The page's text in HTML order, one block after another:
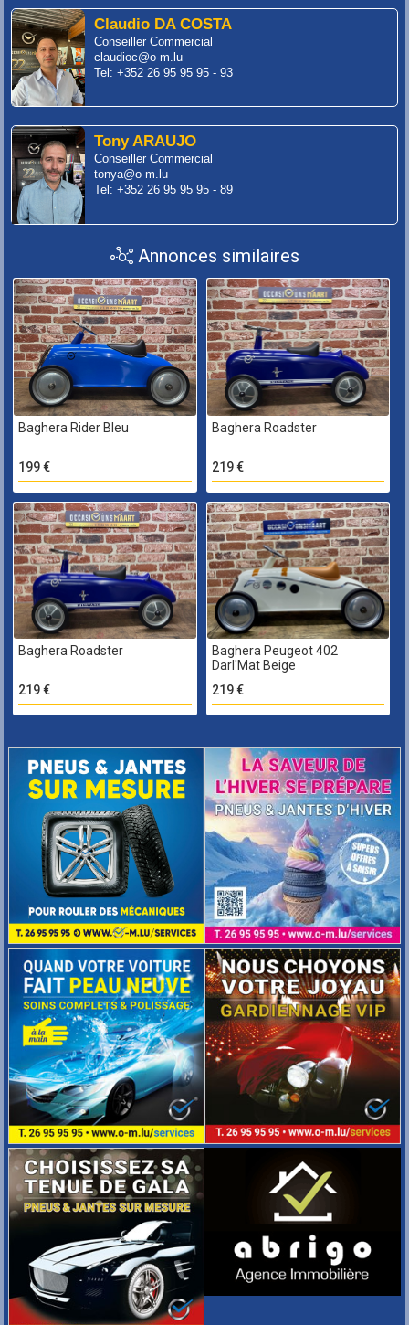
Claudio DA COSTA
Conseiller Commercial
claudioc@o-m.lu
Tel: +352 26 95 95 95 - 93
Tony ARAUJO
Conseiller Commercial
tonya@o-m.lu
Tel: +352 26 95 95 95 - 89
Annonces similaires
Baghera Rider Bleu
199 €
Baghera Roadster
219 €
Baghera Roadster
219 €
Baghera Peugeot 402
Darl'Mat Beige
219 €